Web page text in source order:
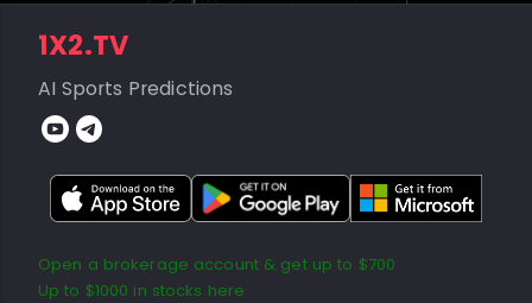
1X2.TV
AI Sports Predictions
Open a brokerage account & get up to $700
Up to $1000 in stocks here